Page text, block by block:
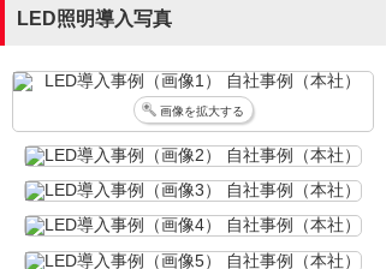
LED照明導入写真
画像を拡大する